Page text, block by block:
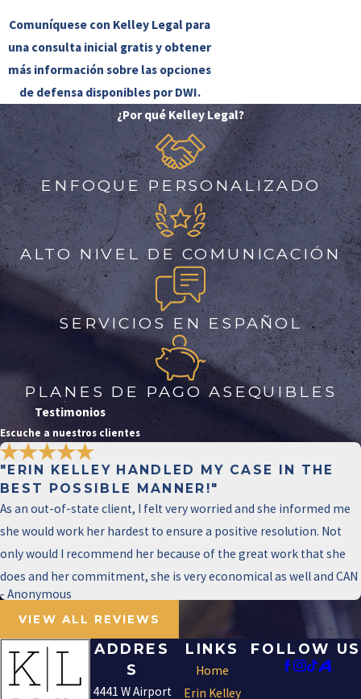
Comuníquese con Kelley Legal para
una consulta inicial gratis y obtener
más información sobre las opciones
de defensa disponibles por DWI.
¿Por qué Kelley Legal?
ENFOQUE PERSONALIZADO
ALTO NIVEL DE COMUNICACIÓN
SERVICIOS EN ESPAÑOL
PLANES DE PAGO ASEQUIBLES
Testimonios
Escuche a nuestros clientes
"ERIN KELLEY HANDLED MY CASE IN THE
BEST POSSIBLE MANNER!"
As an out-of-state client, I felt very worried and she informed me
she would work her hardest to ensure a positive resolution. Not
only would I recommend her because of the great work that she
does and her commitment, she is very economical as well and CAN
- Anonymous
VIEW ALL REVIEWS
ADDRES
S
4441 W Airport
LINKS
Home
Erin Kelley
FOLLOW US